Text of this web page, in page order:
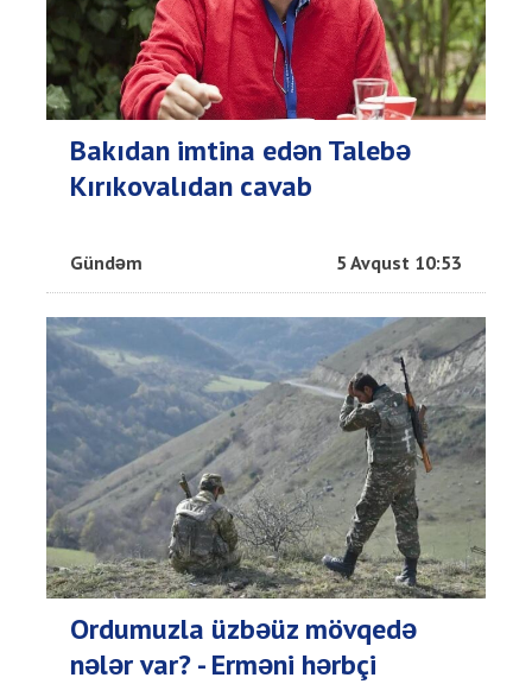
Bakıdan imtina edən Talebə
Kırıkovalıdan cavab
Gündəm 5 Avqust 10:53
Ordumuzla üzbəüz mövqedə
nələr var? - Erməni hərbçi